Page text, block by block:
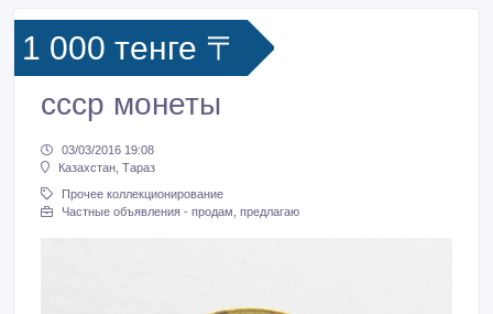
1 000 тенге 〒
ссср монеты
03/03/2016 19:08
Казахстан, Тараз
Прочее коллекционирование
Частные объявления - продам, предлагаю